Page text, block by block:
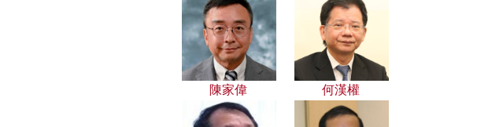
陳家偉 何漢權